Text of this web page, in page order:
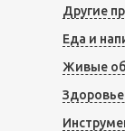
Другие
Еда и
Живые